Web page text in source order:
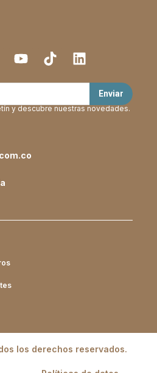
y descubre nuestras novedades.
los derechos reservados.